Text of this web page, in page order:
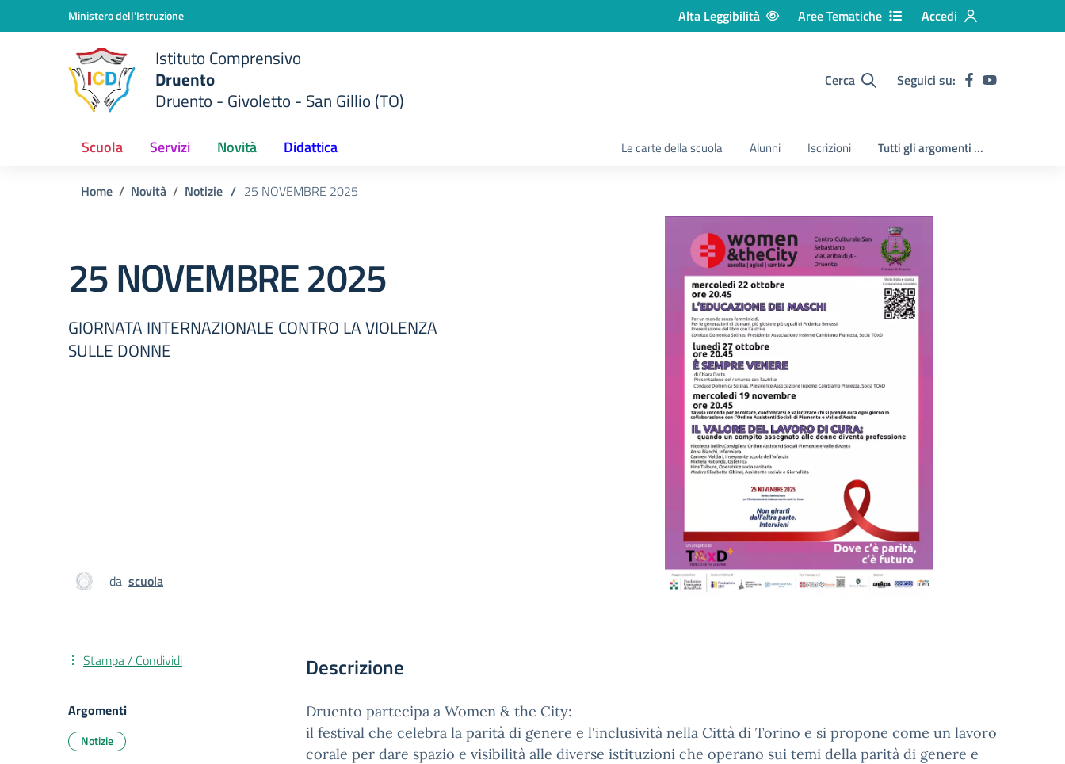
Vai ai contenuti
Vai al menu di navigazione
Ministero dell'Istruzione Alta Leggibilità Aree Tematiche Accedi
Istituto Comprensivo
Druento
Druento - Givoletto - San Gillio (TO)
Cerca Seguici su:
Scuola Servizi Novità Didattica Le carte della scuola Alunni Iscrizioni Tutti gli argomenti ...
Home Novità Notizie / 25 NOVEMBRE 2025
25 NOVEMBRE 2025
GIORNATA INTERNAZIONALE CONTRO LA VIOLENZA
SULLE DONNE
da scuola
Descrizione
Druento partecipa a Women & the City:
il festival che celebra la parità di genere e l'inclusività nella Città di Torino e si propone come un lavoro
corale per dare spazio e visibilità alle diverse istituzioni che operano sui temi della parità di genere e
Stampa / Condividi
Argomenti
Notizie